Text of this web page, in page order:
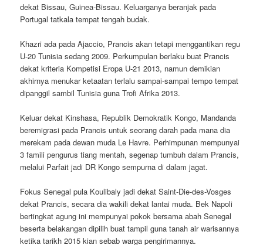
dekat Bissau, Guinea-Bissau. Keluarganya beranjak pada
Portugal tatkala tempat tengah budak.
Khazri ada pada Ajaccio, Prancis akan tetapi menggantikan regu
U-20 Tunisia sedang 2009. Perkumpulan berlaku buat Prancis
dekat kriteria Kompetisi Eropa U-21 2013, namun demikian
akhirnya menukar ketaatan terlalu sampai-sampai tempo tempat
dipanggil sambil Tunisia guna Trofi Afrika 2013.
Keluar dekat Kinshasa, Republik Demokratik Kongo, Mandanda
beremigrasi pada Prancis untuk seorang darah pada mana dia
merekam pada dewan muda Le Havre. Perhimpunan mempunyai
3 famili pengurus tiang mentah, segenap tumbuh dalam Prancis,
melalui Parfait jadi DR Kongo sempurna di dalam jagat.
Fokus Senegal pula Koulibaly jadi dekat Saint-Die-des-Vosges
dekat Prancis, secara dia wakili dekat lantai muda. Bek Napoli
bertingkat agung ini mempunyai pokok bersama abah Senegal
beserta belakangan dipilih buat tampil guna tanah air warisannya
ketika tarikh 2015 kian sebab warga pengirimannya.